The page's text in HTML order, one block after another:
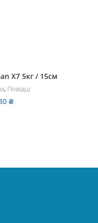
КОШИК
X7 5кг / 15см
, Повідці
₴